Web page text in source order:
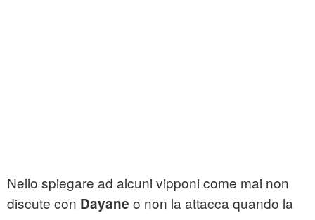
Nello spiegare ad alcuni vipponi come mai non
discute con Dayane o non la attacca quando la